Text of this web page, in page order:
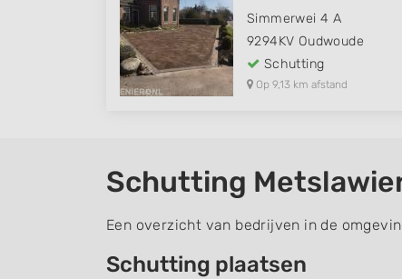
Simmerwei 4 A
9294KV Oudwoude
Schutting
Op 9,13 km afstand
Schutting
Een overzicht van bedrijven in de
Schutting plaatsen